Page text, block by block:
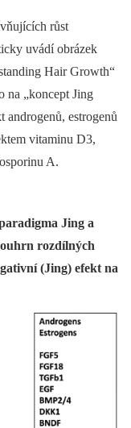
růst
uvádí obrázek
Hair Growth“
na „koncept Jing
androgenů, estrogenů
vitaminu D3,
A.
Jing a
rozdílných
(Jing) efekt na